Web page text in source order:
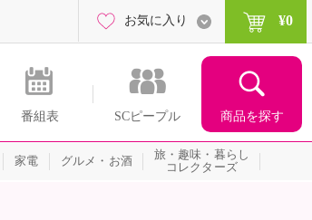
番組表 SCピープル 商品を探す
お気に入り ¥0
家電 グルメ・お酒
旅・趣味・暮らし
コレクターズ